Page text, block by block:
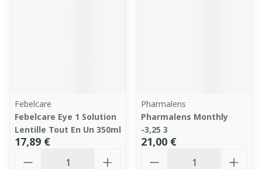
Febelcare
Febelcare Eye 1 Solution
Lentille Tout En Un 350ml
17,89 €
Pharmalens
Pharmalens Monthly
-3,25 3
21,00 €